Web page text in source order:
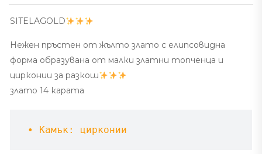
SITELAGOLD
Нежен пръстен от жълто злато с елипсовидна
форма образувана от малки златни топченца и
цирконии за разкош
злато 14 карата
• Камък: цирконии